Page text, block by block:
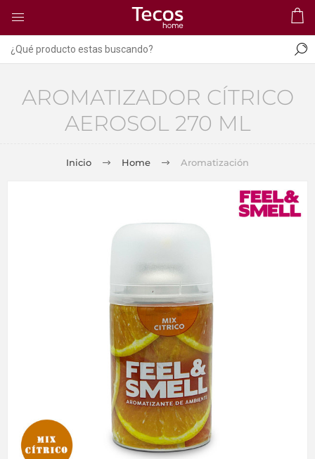
AROMATIZADOR CÍTRICO
AEROSOL 270 ML
Inicio Home Aromatización